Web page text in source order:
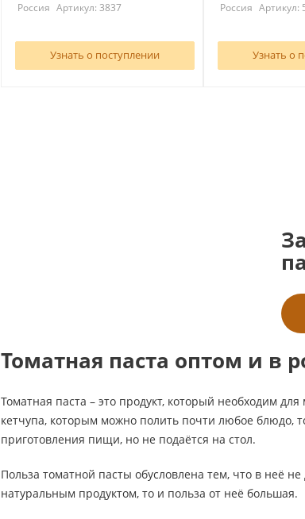
Россия Артикул: 3837
Узнать о поступлении
Россия Артикул:
Узнать о
Томатная паста оптом и в
Томатная паста – это продукт, который необходим
кетчупа, которым можно полить почти любое блюдо,
приготовления пищи, но не подаётся на стол.
Польза томатной пасты обусловлена тем, что в неё
натуральным продуктом, то и польза от неё большая.